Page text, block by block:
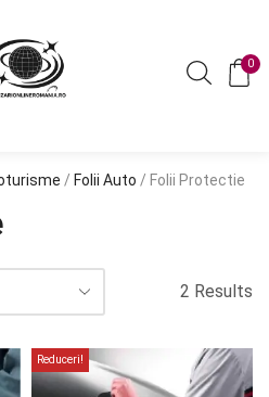
0
/ Folii Auto / Folii Protectie
2 Results
Reduceri!